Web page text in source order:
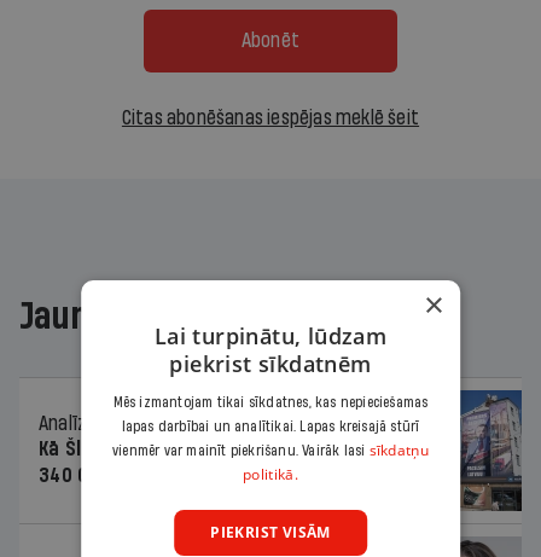
Abonēt
Citas abonēšanas iespējas meklē šeit
Jaunākajā žurnālā
Analīze
06.08.2026.
Kā Šlesera partija palika nesodīta par
340 000 vērtu reklāmas kampaņu
×
Lai turpinātu, lūdzam
piekrist sīkdatnēm
Mēs izmantojam tikai sīkdatnes, kas nepieciešamas
lapas darbībai un analītikai. Lapas kreisajā stūrī
vienmēr var mainīt piekrišanu. Vairāk lasi sīkdatņu
politikā.
PIEKRIST VISĀM